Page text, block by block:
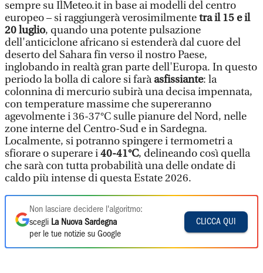
sempre su IlMeteo.it in base ai modelli del centro
europeo – si raggiungerà verosimilmentetra il 15 e il
20 luglio, quando una potente pulsazione
dell'anticiclone africano si estenderà dal cuore del
deserto del Sahara fin verso il nostro Paese,
inglobando in realtà gran parte dell'Europa. In questo
periodo la bolla di calore si faràasfissiante: la
colonnina di mercurio subirà una decisa impennata,
con temperature massime che supereranno
agevolmente i 36-37°C sulle pianure del Nord, nelle
zone interne del Centro-Sud e in Sardegna.
Localmente, si potranno spingere i termometri a
sfiorare o superare i40-41°C, delineando così quella
che sarà con tutta probabilità una delle ondate di
caldo più intense di questa Estate 2026.
Non lasciare decidere l'algoritmo:
scegli La Nuova Sardegna
per le tue notizie su Google
CLICCA QUI